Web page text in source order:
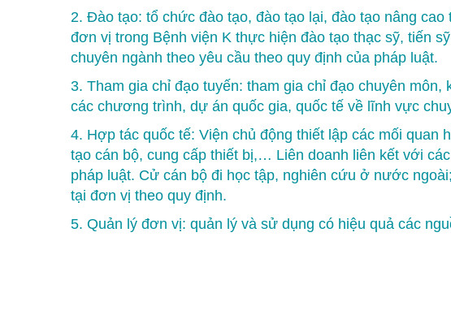
2. Đào tạo: tổ chức đào tạo, đào tạo lại, đào tạo nâng
đơn vị trong Bệnh viện K thực hiện đào tạo thạc sỹ, tiến
chuyên ngành theo yêu cầu theo quy định của pháp luật.
3. Tham gia chỉ đạo tuyến: tham gia chỉ đạo chuyên
các chương trình, dự án quốc gia, quốc tế về lĩnh vực
4. Hợp tác quốc tế: Viện chủ động thiết lập các mối
tạo cán bộ, cung cấp thiết bị,… Liên doanh liên kết với
pháp luật. Cử cán bộ đi học tập, nghiên cứu ở nước
tại đơn vị theo quy định.
5. Quản lý đơn vị: quản lý và sử dụng có hiệu quả các